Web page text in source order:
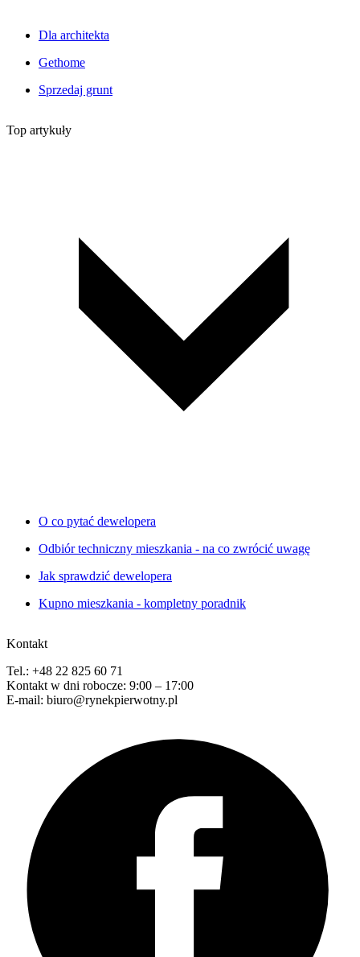
Dla architekta
Gethome
Sprzedaj grunt
Top artykuły
O co pytać dewelopera
Odbiór techniczny mieszkania - na co zwrócić uwagę
Jak sprawdzić dewelopera
Kupno mieszkania - kompletny poradnik
Kontakt
Tel.: +48 22 825 60 71
Kontakt w dni robocze: 9:00 – 17:00
E-mail: biuro@rynekpierwotny.pl